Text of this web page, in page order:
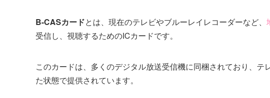
B-CASカードとは、現在のテレビやブルーレイレコーダーなど、
受信し、視聴するためのICカードです。
このカードは、多くのデジタル放送受信機に同梱されており、
た状態で提供されています。